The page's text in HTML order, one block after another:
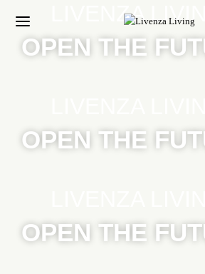
LIVENZA
OPEN THE
OPEN THE
OPEN THE